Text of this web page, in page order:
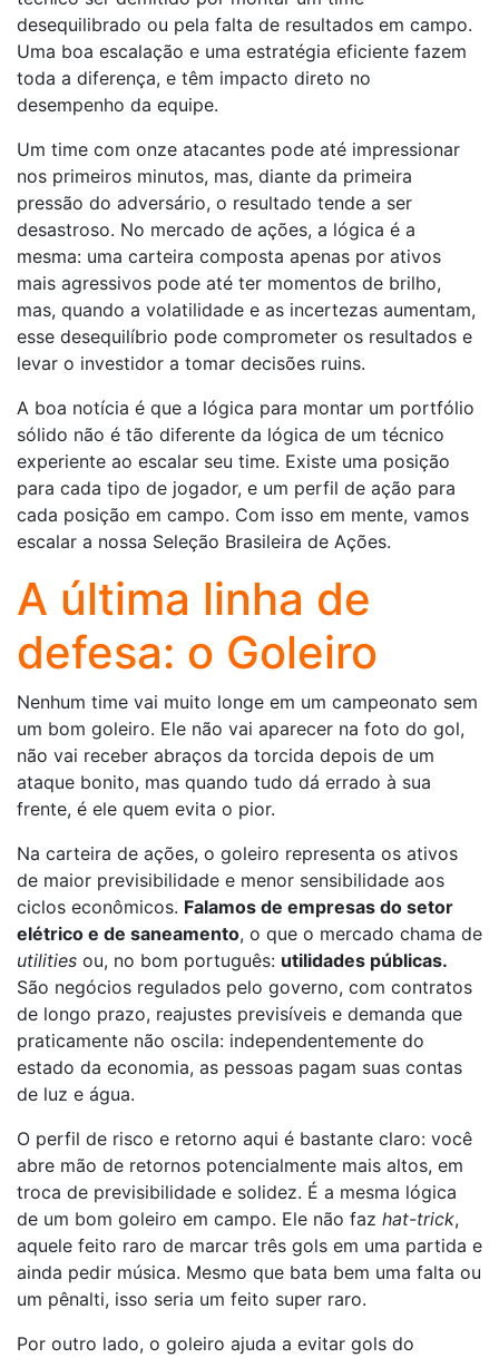
desequilibrado ou pela falta de resultados em campo.
Uma boa escalação e uma estratégia eficiente fazem
toda a diferença, e têm impacto direto no
desempenho da equipe.
Um time com onze atacantes pode até impressionar
nos primeiros minutos, mas, diante da primeira
pressão do adversário, o resultado tende a ser
desastroso. No mercado de ações, a lógica é a
mesma: uma carteira composta apenas por ativos
mais agressivos pode até ter momentos de brilho,
mas, quando a volatilidade e as incertezas aumentam,
esse desequilíbrio pode comprometer os resultados e
levar o investidor a tomar decisões ruins.
A boa notícia é que a lógica para montar um portfólio
sólido não é tão diferente da lógica de um técnico
experiente ao escalar seu time. Existe uma posição
para cada tipo de jogador, e um perfil de ação para
cada posição em campo. Com isso em mente, vamos
escalar a nossa Seleção Brasileira de Ações.
A última linha de
defesa: o Goleiro
Nenhum time vai muito longe em um campeonato sem
um bom goleiro. Ele não vai aparecer na foto do gol,
não vai receber abraços da torcida depois de um
ataque bonito, mas quando tudo dá errado à sua
frente, é ele quem evita o pior.
Na carteira de ações, o goleiro representa os ativos
de maior previsibilidade e menor sensibilidade aos
ciclos econômicos. Falamos de empresas do setor
elétrico e de saneamento, o que o mercado chama de
utilities ou, no bom português: utilidades públicas.
São negócios regulados pelo governo, com contratos
de longo prazo, reajustes previsíveis e demanda que
praticamente não oscila: independentemente do
estado da economia, as pessoas pagam suas contas
de luz e água.
O perfil de risco e retorno aqui é bastante claro: você
abre mão de retornos potencialmente mais altos, em
troca de previsibilidade e solidez. É a mesma lógica
de um bom goleiro em campo. Ele não faz hat-trick,
aquele feito raro de marcar três gols em uma partida e
ainda pedir música. Mesmo que bata bem uma falta ou
um pênalti, isso seria um feito super raro.
Por outro lado, o goleiro ajuda a evitar gols do